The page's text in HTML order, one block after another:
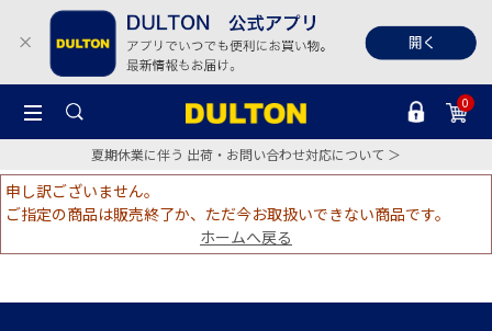
0
夏期休業に伴う 出荷・お問い合わせ対応について ＞
申し訳ございません。
ご指定の商品は販売終了か、ただ今お取扱いできない商品です。
ホームへ戻る